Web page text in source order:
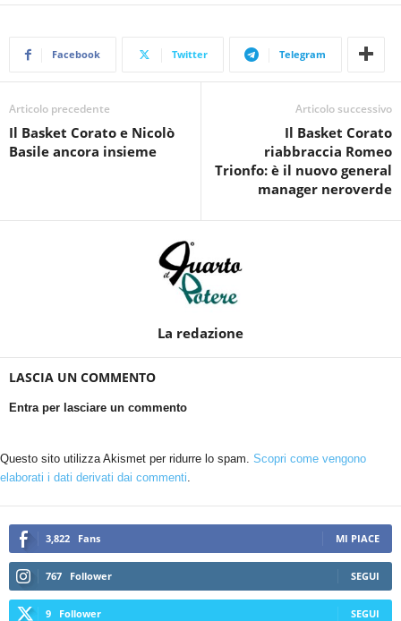
Facebook Twitter Telegram
Articolo precedente
Il Basket Corato e Nicolò
Basile ancora insieme
Articolo successivo
Il Basket Corato
riabbraccia Romeo
Trionfo: è il nuovo general
manager neroverde
La redazione
LASCIA UN COMMENTO
Entra per lasciare un commento
Questo sito utilizza Akismet per ridurre lo spam. Scopri come vengono
elaborati i dati derivati dai commenti
3,822 Fans MI PIACE
767 Follower SEGUI
9 Follower SEGUI